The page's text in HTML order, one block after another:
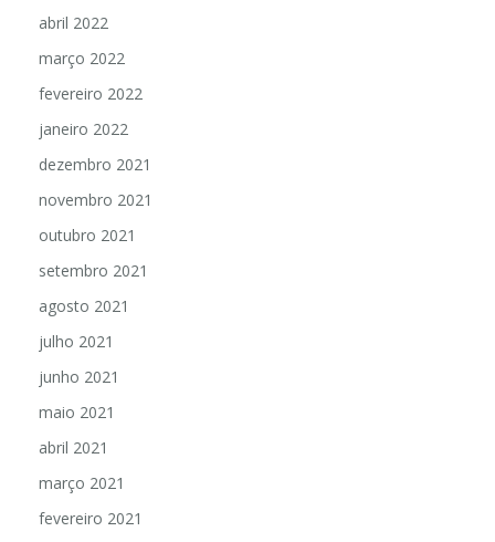
abril 2022
março 2022
fevereiro 2022
janeiro 2022
dezembro 2021
novembro 2021
outubro 2021
setembro 2021
agosto 2021
julho 2021
junho 2021
maio 2021
abril 2021
março 2021
fevereiro 2021